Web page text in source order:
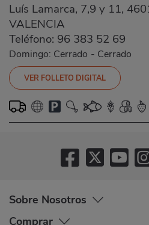
Luís Lamarca, 7,9 y 11,
VALENCIA
Teléfono: 96 383 52 69
Domingo: Cerrado - Cerrado
VER FOLLETO DIGITAL
Sobre Nosotros
Comprar